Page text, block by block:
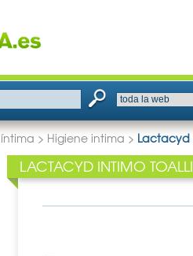
íntima > Higiene intima > Lactacyd
LACTACYD INTIMO